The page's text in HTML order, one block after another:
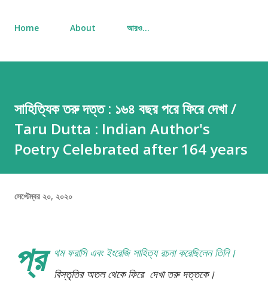
Home About আরও…
সাহিত্যিক তরু দত্ত : ১৬৪ বছর পরে ফিরে দেখা /
Taru Dutta : Indian Author's
Poetry Celebrated after 164 years
সেপ্টেম্বর ২০, ২০২০
প্র
থম ফরাসি এবং ইংরেজি সাহিত্য রচনা করেছিলেন তিনি।
বিস্তৃতির অতল থেকে ফিরে দেখা তরু দত্তকে।